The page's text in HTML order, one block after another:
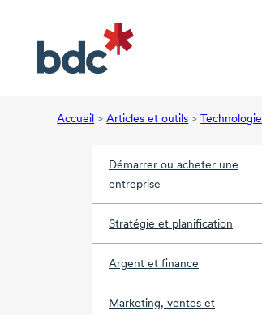
Accueil > Articles et outils > Technologie
Démarrer ou acheter une
entreprise
Stratégie et planification
Argent et finance
Marketing, ventes et